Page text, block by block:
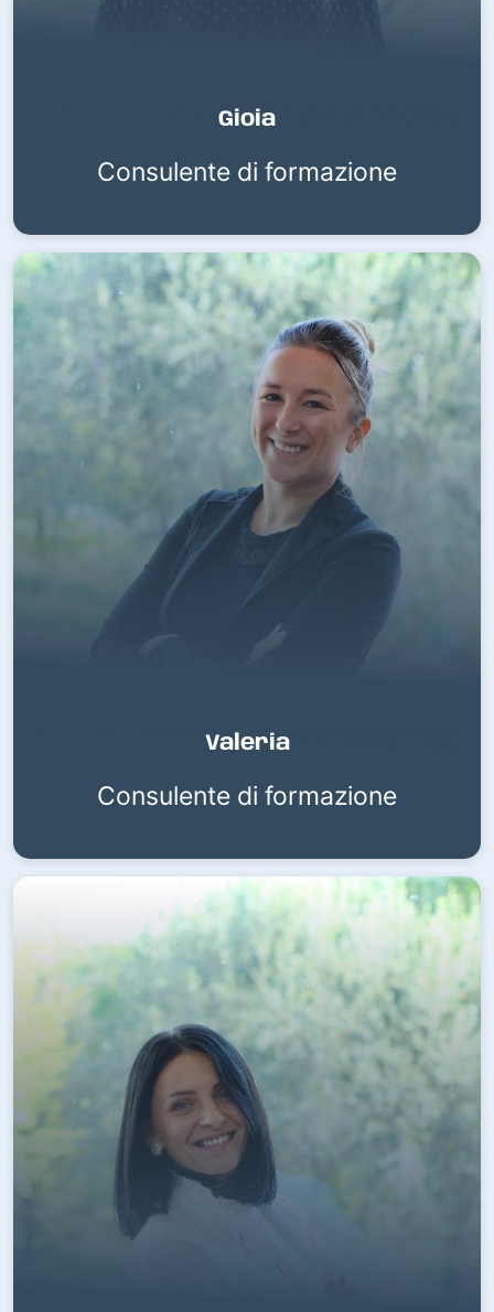
Gioia
Consulente di formazione
Valeria
Consulente di formazione